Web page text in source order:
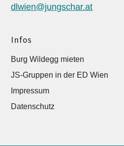
dlwien@jungschar.at
Infos
Burg Wildegg mieten
JS-Gruppen in der ED Wien
Impressum
Datenschutz